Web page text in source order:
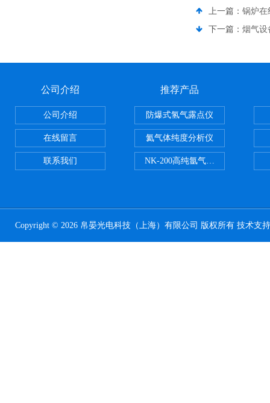
上一篇： 锅炉在
下一篇： 烟气设
公司介绍
公司介绍
在线留言
联系我们
推荐产品
防爆式氢气露点仪
氦气体纯度分析仪
NK-200高纯氩气纯度分析仪
Copyright © 2026 帛晏光电科技（上海）有限公司 版权所有 技术支